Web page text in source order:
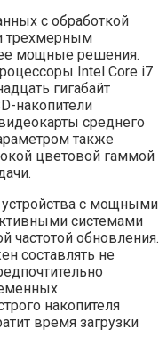
с обработкой
трехмерным
мощные решения.
Intel Core i7
гигабайт
накопители
среднего
также
цветовой гаммой
с мощными
системами
частотой обновления.
составлять не
накопителя
время загрузки